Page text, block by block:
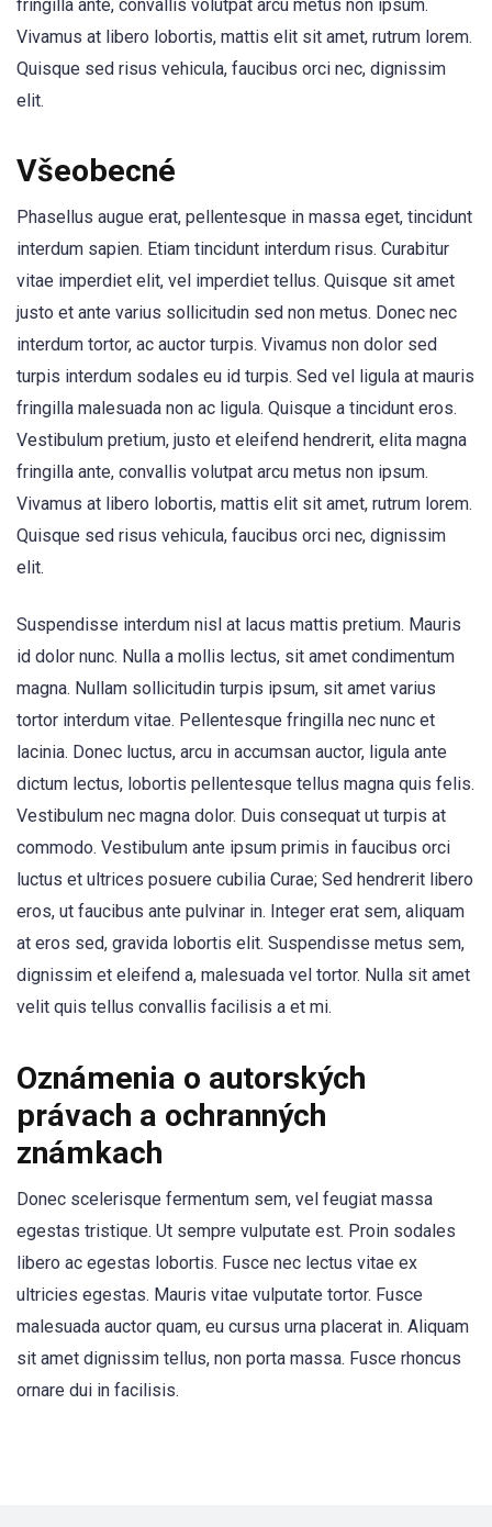
fringilla ante, convallis volutpat arcu metus non ipsum.
Vivamus at libero lobortis, mattis elit sit amet, rutrum lorem.
Quisque sed risus vehicula, faucibus orci nec, dignissim
elit.
Všeobecné
Phasellus augue erat, pellentesque in massa eget, tincidunt
interdum sapien. Etiam tincidunt interdum risus. Curabitur
vitae imperdiet elit, vel imperdiet tellus. Quisque sit amet
justo et ante varius sollicitudin sed non metus. Donec nec
interdum tortor, ac auctor turpis. Vivamus non dolor sed
turpis interdum sodales eu id turpis. Sed vel ligula at mauris
fringilla malesuada non ac ligula. Quisque a tincidunt eros.
Vestibulum pretium, justo et eleifend hendrerit, elita magna
fringilla ante, convallis volutpat arcu metus non ipsum.
Vivamus at libero lobortis, mattis elit sit amet, rutrum lorem.
Quisque sed risus vehicula, faucibus orci nec, dignissim
elit.
Suspendisse interdum nisl at lacus mattis pretium. Mauris
id dolor nunc. Nulla a mollis lectus, sit amet condimentum
magna. Nullam sollicitudin turpis ipsum, sit amet varius
tortor interdum vitae. Pellentesque fringilla nec nunc et
lacinia. Donec luctus, arcu in accumsan auctor, ligula ante
dictum lectus, lobortis pellentesque tellus magna quis felis.
Vestibulum nec magna dolor. Duis consequat ut turpis at
commodo. Vestibulum ante ipsum primis in faucibus orci
luctus et ultrices posuere cubilia Curae; Sed hendrerit libero
eros, ut faucibus ante pulvinar in. Integer erat sem, aliquam
at eros sed, gravida lobortis elit. Suspendisse metus sem,
dignissim et eleifend a, malesuada vel tortor. Nulla sit amet
velit quis tellus convallis facilisis a et mi.
Oznámenia o autorských
právach a ochranných
známkach
Donec scelerisque fermentum sem, vel feugiat massa
egestas tristique. Ut sempre vulputate est. Proin sodales
libero ac egestas lobortis. Fusce nec lectus vitae ex
ultricies egestas. Mauris vitae vulputate tortor. Fusce
malesuada auctor quam, eu cursus urna placerat in. Aliquam
sit amet dignissim tellus, non porta massa. Fusce rhoncus
ornare dui in facilisis.